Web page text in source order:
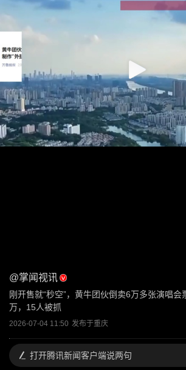
@掌闻视讯
刚开售就“秒空”，黄牛团伙倒卖6万多张演唱会
万，15人被抓
2026-07-04 11:50 发布于重庆
打开腾讯新闻客户端说两句